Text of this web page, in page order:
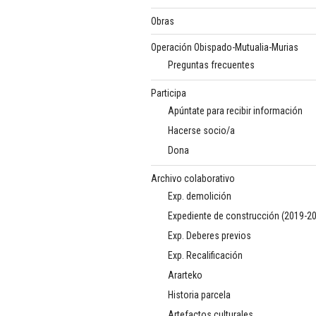
Obras
Operación Obispado-Mutualia-Murias
Preguntas frecuentes
Participa
Apúntate para recibir información
Hacerse socio/a
Dona
Archivo colaborativo
Exp. demolición
Expediente de construcción (2019-
Exp. Deberes previos
Exp. Recalificación
Ararteko
Historia parcela